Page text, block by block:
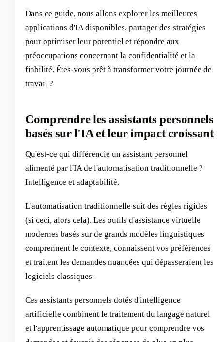
Dans ce guide, nous allons explorer les meilleures
applications d'IA disponibles, partager des stratégies
pour optimiser leur potentiel et répondre aux
préoccupations concernant la confidentialité et la
fiabilité. Êtes-vous prêt à transformer votre journée de
travail ?
Comprendre les assistants personnels
basés sur l'IA et leur impact croissant
Qu'est-ce qui différencie un assistant personnel
alimenté par l'IA de l'automatisation traditionnelle ?
Intelligence et adaptabilité.
L'automatisation traditionnelle suit des règles rigides
(si ceci, alors cela). Les outils d'assistance virtuelle
modernes basés sur de grands modèles linguistiques
comprennent le contexte, connaissent vos préférences
et traitent les demandes nuancées qui dépasseraient les
logiciels classiques.
Ces assistants personnels dotés d'intelligence
artificielle combinent le traitement du langage naturel
et l'apprentissage automatique pour comprendre vos